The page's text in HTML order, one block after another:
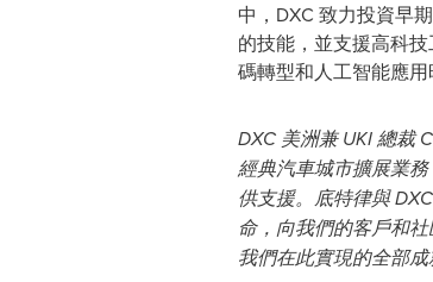
中，DXC 致力投資早
的技能，並支援高科
碼轉型和人工智能應
DXC 美洲兼 UKI 總裁
經典汽車城市擴展業
供支援。底特律與
命，向我們的客戶和
我們在此實現的全部成